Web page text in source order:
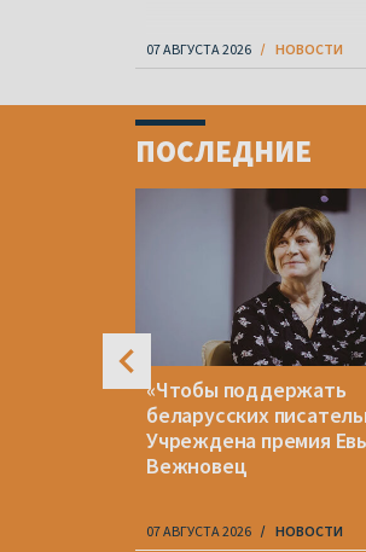
07 АВГУСТА 2026 НОВОСТИ
ПОСЛЕДНИЕ
«Чтобы поддержать
беларусских
Учреждена премия
Вежновец
07 АВГУСТА 2026 НОВОСТИ